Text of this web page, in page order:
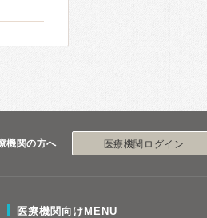
機関の方へ 医療機関ログイン
医療機関向けMENU